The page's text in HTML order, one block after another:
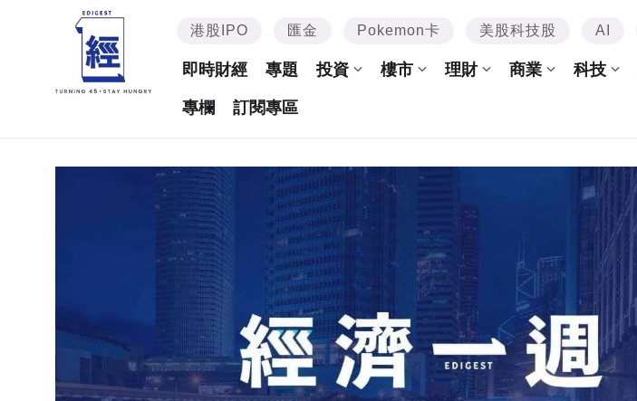
港股IPO 匯金 Pokemon卡 美股科技股 AI
即時財經 專題 投資 樓市 理財 商業 科技
專欄 訂閱專區